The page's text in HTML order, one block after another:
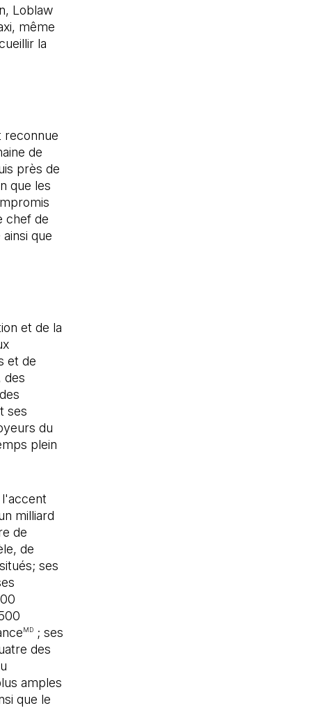
Loblaw
même
la
de
près de
que les
chef de
que
et de la
et de
des
ses
du
plein
milliard
de
de
ses
MD; ses
des
amples
que le